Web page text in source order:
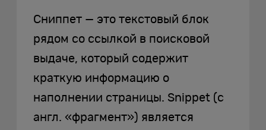
Сниппет — это текстовый блок
рядом со ссылкой в поисковой
выдаче, который содержит
краткую информацию о
наполнении страницы. Snippet (с
англ. «фрагмент») является